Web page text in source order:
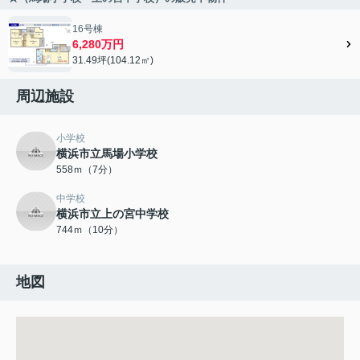
16号棟
6,280万円
31.49坪(104.12㎡)
周辺施設
小学校
横浜市立馬場小学校
558ｍ（7分）
中学校
横浜市立上の宮中学校
744ｍ（10分）
地図